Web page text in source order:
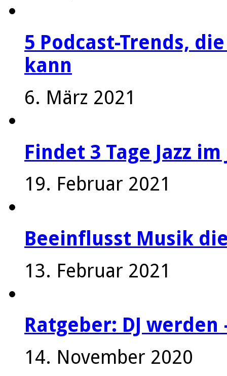
5 Podcast-Trends,
kann
6. März 2021
Findet 3 Tage Jazz
19. Februar 2021
Beeinflusst Musik
13. Februar 2021
Ratgeber: DJ
14. November 2020